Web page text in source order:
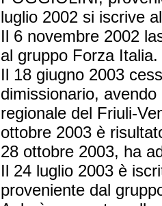
luglio 2002 si iscrive
Il 6 novembre 2002
al gruppo Forza Italia.
Il 18 giugno 2003
dimissionario,
regionale del Friuli-
ottobre 2003 è
28 ottobre 2003, ha
Il 24 luglio 2003 è
proveniente dal